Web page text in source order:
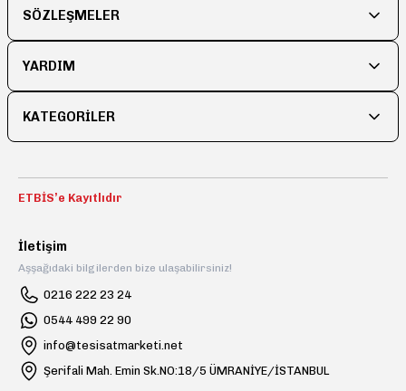
Ürün bilgilerinde hatalar bulunuyor.
Ürün fiyatı diğer sitelerden daha pahalı.
Bu ürüne benzer farklı alternatifler olmalı.
SÖZLEŞMELER
YARDIM
KATEGORİLER
ETBİS’e Kayıtlıdır
İletişim
Aşşağıdaki bilgilerden bize ulaşabilirsiniz!
0216 222 23 24
0544 499 22 90
info@tesisatmarketi.net
Şerifali Mah. Emin Sk.NO:18/5 ÜMRANİYE/İSTANBUL